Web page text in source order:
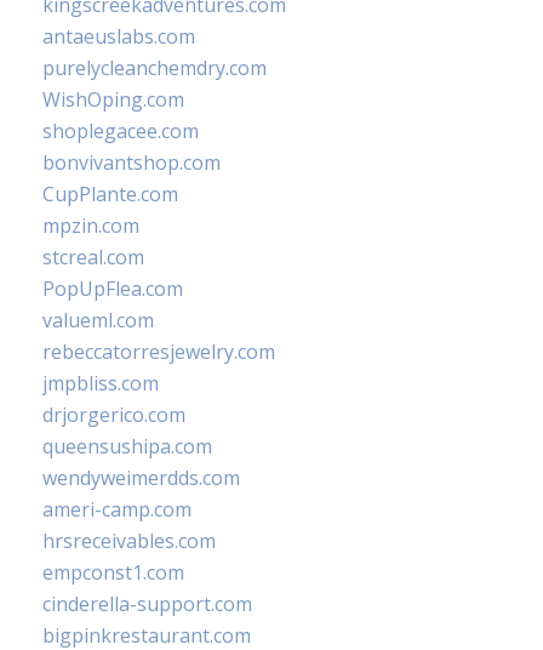
antaeuslabs.com
purelycleanchemdry.com
WishOping.com
shoplegacee.com
bonvivantshop.com
CupPlante.com
mpzin.com
stcreal.com
PopUpFlea.com
valueml.com
rebeccatorresjewelry.com
jmpbliss.com
drjorgerico.com
queensushipa.com
wendyweimerdds.com
ameri-camp.com
hrsreceivables.com
empconst1.com
cinderella-support.com
bigpinkrestaurant.com